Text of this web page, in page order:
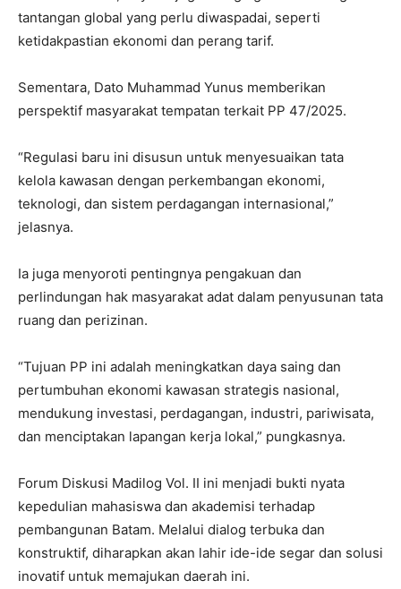
tantangan global yang perlu diwaspadai, seperti
ketidakpastian ekonomi dan perang tarif.
Sementara, Dato Muhammad Yunus memberikan
perspektif masyarakat tempatan terkait PP 47/2025.
“Regulasi baru ini disusun untuk menyesuaikan tata
kelola kawasan dengan perkembangan ekonomi,
teknologi, dan sistem perdagangan internasional,”
jelasnya.
Ia juga menyoroti pentingnya pengakuan dan
perlindungan hak masyarakat adat dalam penyusunan tata
ruang dan perizinan.
“Tujuan PP ini adalah meningkatkan daya saing dan
pertumbuhan ekonomi kawasan strategis nasional,
mendukung investasi, perdagangan, industri, pariwisata,
dan menciptakan lapangan kerja lokal,” pungkasnya.
Forum Diskusi Madilog Vol. II ini menjadi bukti nyata
kepedulian mahasiswa dan akademisi terhadap
pembangunan Batam. Melalui dialog terbuka dan
konstruktif, diharapkan akan lahir ide-ide segar dan solusi
inovatif untuk memajukan daerah ini.